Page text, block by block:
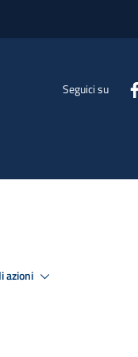
Seguici su
azioni